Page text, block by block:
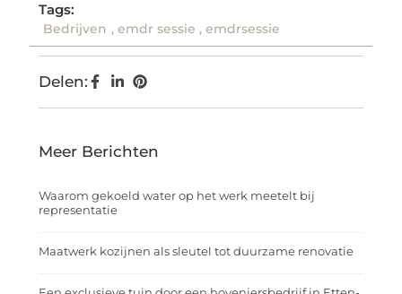
Tags:
Bedrijven , emdr sessie , emdrsessie
Delen:
Meer Berichten
Waarom gekoeld water op het werk meetelt bij
representatie
Maatwerk kozijnen als sleutel tot duurzame renovatie